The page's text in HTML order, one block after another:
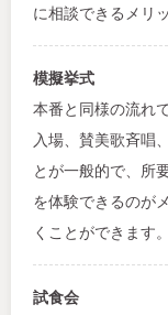
に相談できるメリ
模擬挙式
本番と同様の流れ
入場、賛美歌斉唱
とが一般的で、所
を体験できるのが
くことができます。
試食会